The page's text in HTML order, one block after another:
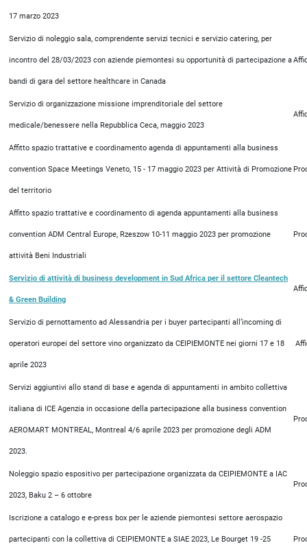
17 marzo 2023
Servizio di noleggio sala, comprendente servizi tecnici e servizio catering, per
incontro del 28/03/2023 con aziende piemontesi su opportunità di partecipazione a
bandi di gara del settore healthcare in Canada
Servizio di organizzazione missione imprenditoriale del settore
medicale/benessere nella Repubblica Ceca, maggio 2023
Affitto spazio trattative e coordinamento agenda di appuntamenti alla business
convention Space Meetings Veneto, 15 - 17 maggio 2023 per Attività di Promozione
del territorio
Affitto spazio trattative e coordinamento di agenda appuntamenti alla business
convention ADM Central Europe, Rzeszow 10-11 maggio 2023 per promozione
attività Beni Industriali
Servizio di attività di business development in Sud Africa per il settore Cleantech
& Green Building
Servizio di pernottamento ad Alessandria per i buyer partecipanti all’incoming di
operatori europei del settore vino organizzato da CEIPIEMONTE nei giorni 17 e 18
aprile 2023
Servizi aggiuntivi allo stand di base e agenda di appuntamenti in ambito collettiva
italiana di ICE Agenzia in occasione della partecipazione alla business convention
AEROMART MONTREAL, Montreal 4/6 aprile 2023 per promozione degli ADM
2023.
Noleggio spazio espositivo per partecipazione organizzata da CEIPIEMONTE a IAC
2023, Baku 2 – 6 ottobre
Iscrizione a catalogo e e-press box per le aziende piemontesi settore aerospazio
partecipanti con la collettiva di CEIPIEMONTE a SIAE 2023, Le Bourget 19 -25